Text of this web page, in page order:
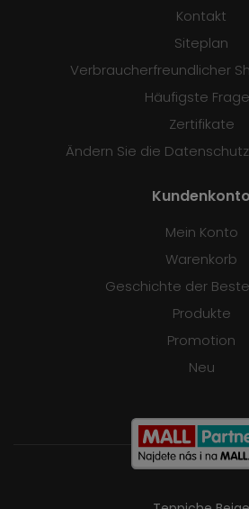
Kontakt
Siteplan
Verbraucherfreundlicher
Häufigste
Zertifikate
Ändern Sie die
Kundenkonto
Mein Konto
Warenkorb
Geschichte der
Produkte
Promotion
Neu